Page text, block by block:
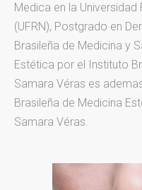
Medica en la
(UFRN), Postgrado en
Brasileña de Medicina y
Estética por el Instituto
Samara Véras es
Brasileña de Medicina
Samara Véras.